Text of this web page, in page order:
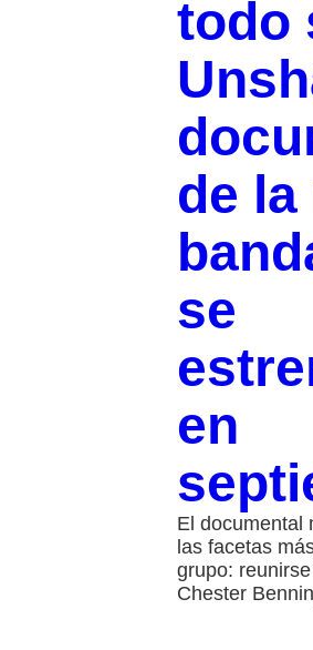
todo
de
se
en
El documental
las facetas
grupo:
Chester